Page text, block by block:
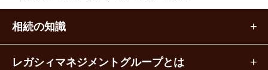
相続の知識
レガシィマネジメントグループとは